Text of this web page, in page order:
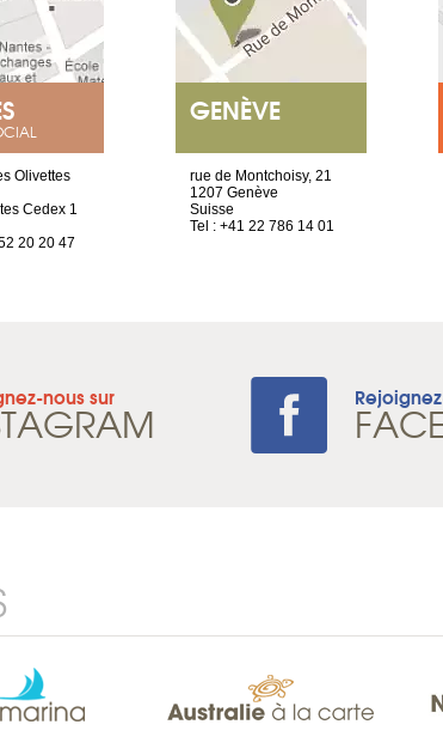
Olivettes
Cedex 1
20 20 47
GENÈVE
rue de Montchoisy, 21
1207 Genève
Suisse
Tel : +41 22 786 14 01
nous sur